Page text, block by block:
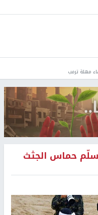
مهلة ترمب
حماس الجثث